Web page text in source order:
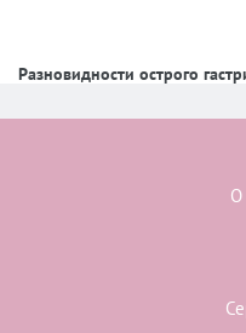
Разновидности острого
О